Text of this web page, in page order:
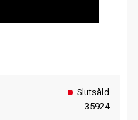
Slutsåld
35924